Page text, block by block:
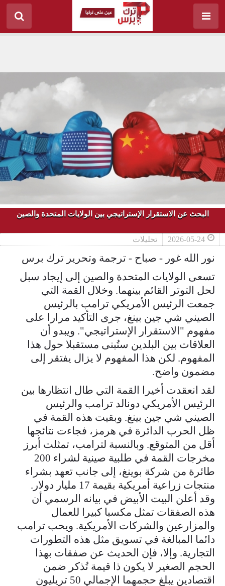
البحث عن الاستقرار الإستراتيجي بين الولايات المتحدة والصين
2026-05-24 تحليلات
نور الله غور - صباح - ترجمة وتحرير ترك برس
تسعى الولايات المتحدة والصين إلى إيجاد سبل
لحل التوتر القائم بينهما. وخلال القمة التي
جمعت الرئيس الأمريكي ترامب بالرئيس
الصيني شي جين بينغ، جرى التأكيد مرارا على
مفهوم "الاستقرار الإستراتيجي". ويبدو أن
العلاقات بين البلدين ستُبنى مستقبلا حول هذا
المفهوم. لكن هذا المفهوم لا يزال يفتقر إلى
مضمون واضح.
لقد انعقدت أخيرا القمة التي طال انتظارها بين
الرئيس الأمريكي دونالد ترامب والرئيس
الصيني شي جين بينغ. وبقيت هذه القمة في
ظل الحرب الدائرة في هرمز، فجاءت نتائجها
أقل من المتوقع. وبالنسبة لترامب، تمثلت أبرز
مخرجات القمة في طلبية صينية لشراء 200
طائرة من شركة بوينغ، إلى جانب تعهد بشراء
منتجات زراعية أمريكية بقيمة 17 مليار دولار.
وقد أعلن البيت الأبيض في بيانه الرسمي أن
هذه الصفقات تمثل مكسبا كبيرا للعمال
والمزارعين والشركات الأمريكية. ويحب ترامب
دائما المبالغة في تسويق مثل هذه التطورات
التجارية. وإلا، فإن الحديث عن صفقات بهذا
الحجم الصغير لا يكون ذا قيمة تُذكر ضمن
اقتصادين يبلغ حجمهما الإجمالي 50 تريليون